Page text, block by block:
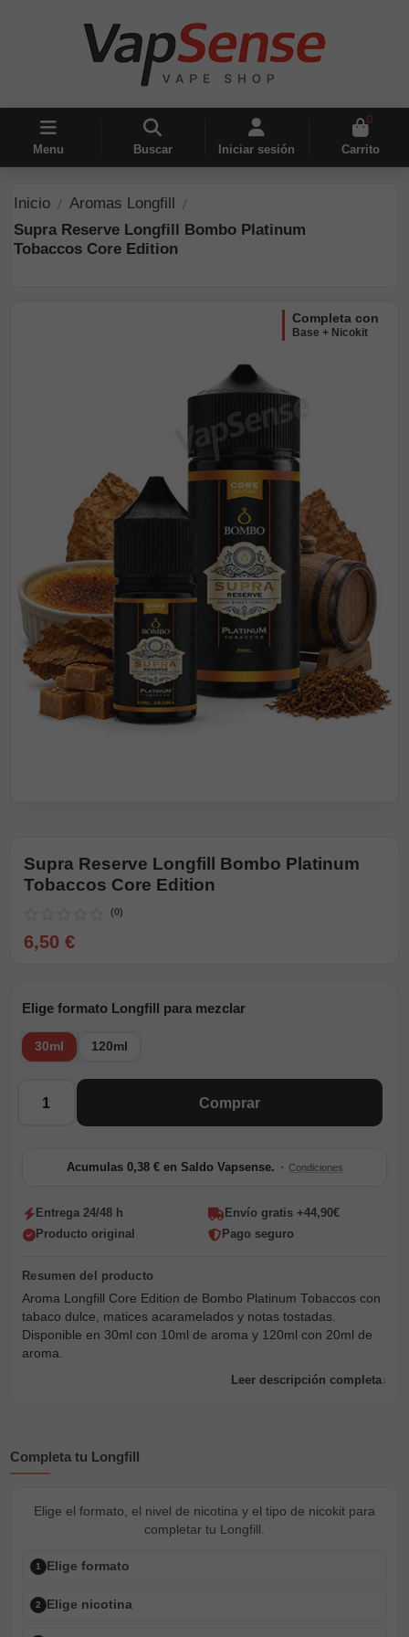
Menu Buscar Iniciar sesión
0
Carrito
Inicio
Aromas Longfill
Supra Reserve Longfill Bombo Platinum
Tobaccos Core Edition
completa con
Base + Nicokit
Supra Reserve Longfill Bombo Platinum
Tobaccos Core Edition
(0)
6,50 €
Elige formato Longfill para mezclar
30ml 120ml
Comprar
Acumulas 0,38 € en Saldo Vapsense. · Condiciones
Entrega 24/48 h
Envío gratis +44,90€
Producto original
Pago seguro
Aroma Longfill Core Edition de Bombo Platinum Tobaccos con
tabaco dulce, matices acaramelados y notas tostadas.
Disponible en 30ml con 10ml de aroma y 120ml con 20ml de
aroma.
Leer descripción completa
Completa tu Longfill
Elige el formato, el nivel de nicotina y el tipo de nicokit para
completar tu Longfill.
1 Elige formato
2 Elige nicotina